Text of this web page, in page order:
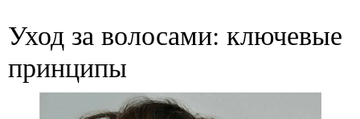
Уход за волосами: ключевые
принципы